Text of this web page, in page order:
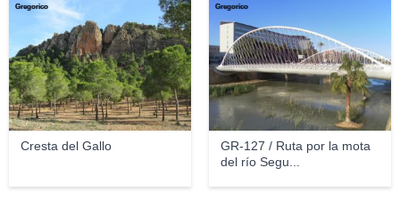
Cresta del Gallo
Gregorico
GR-127 / Ruta por la mota
del río Segu...
Gregorico